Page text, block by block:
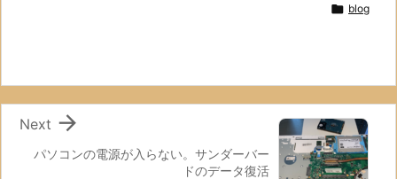
 blog
パソコンの電源が入らない。サンダーバー
ドのデータ復活

Next